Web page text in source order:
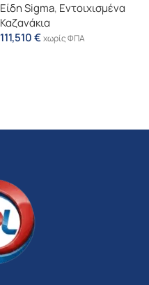
Χρωμέ Ματ
Είδη Sigma, Εντοιχισμένα
Καζανάκια
111,510€χωρίς ΦΠΑ